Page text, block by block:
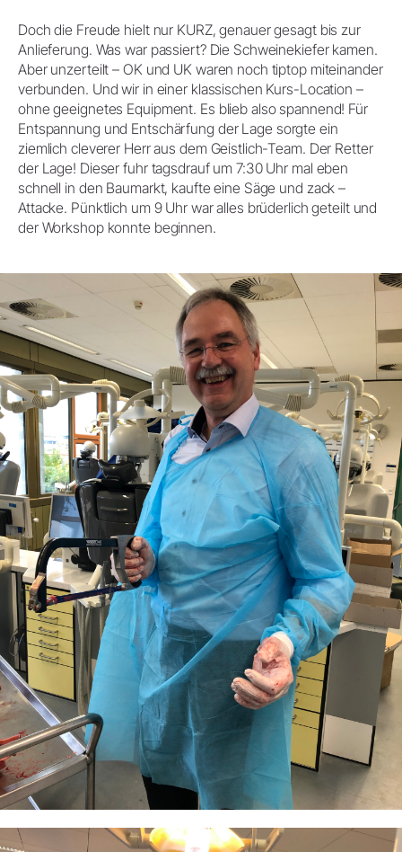
Doch die Freude hielt nur KURZ, genauer gesagt bis zur
Anlieferung. Was war passiert? Die Schweinekiefer kamen.
Aber unzerteilt – OK und UK waren noch tiptop miteinander
verbunden. Und wir in einer klassischen Kurs-Location –
ohne geeignetes Equipment. Es blieb also spannend! Für
Entspannung und Entschärfung der Lage sorgte ein
ziemlich cleverer Herr aus dem Geistlich-Team. Der Retter
der Lage! Dieser fuhr tagsdrauf um 7:30 Uhr mal eben
schnell in den Baumarkt, kaufte eine Säge und zack –
Attacke. Pünktlich um 9 Uhr war alles brüderlich geteilt und
der Workshop konnte beginnen.